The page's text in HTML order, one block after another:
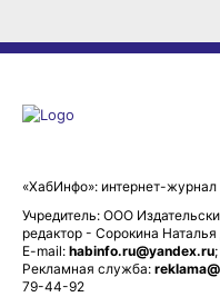
«ХабИнфо»: интернет-журнал
Учредитель: ООО
редактор - Сорокина
E-mail: habinfo.ru@yandex.ru
Рекламная служба:
79-44-92